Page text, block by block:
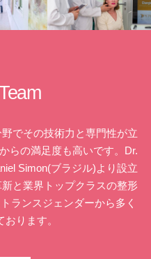
でその技術力と専門性が立
らの満足度も高いです。Dr.
Simon(ブラジル)より設立
と業界トップクラスの整形
ランスジェンダーから多く
ります。